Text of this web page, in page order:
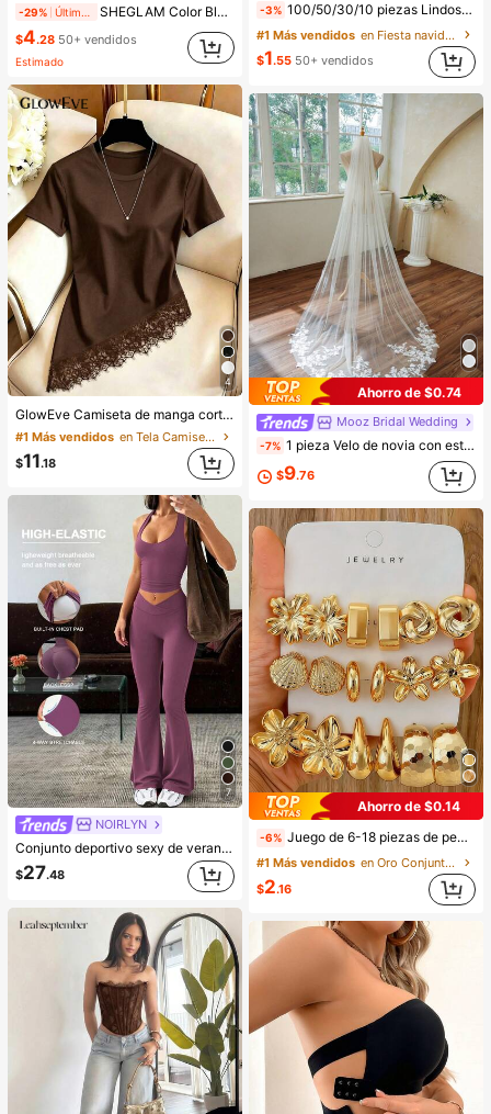
-29% SHEGLAM Color Bloom Rubor LíQuido Acabado Mate-Love Cake Colorete Marca De Belleza CosméTica Maquillaje Para Mujeres Y NiñAs
$4.28 50+ vendidos
Estimado
4
GlowEve Camiseta de manga corta de cuello redondo de unicolor casual versátil para uso diario para mujer
#1 Más vendidos
en Tela Camisetas De Mujer
$11.18
7
NOIRLYN
Conjunto deportivo sexy de verano para mujer con top de tirantes de cuello en V y pantalones de cintura alta, adecuado para deportes, yoga, fitness elegante
$27.48
-3% 100/50/30/10 piezas Lindos clips de estrella de cinco puntas estilo Y2K, clips de cabello coloridos, accesorios básicos para el cabello - Adecuados para niñas, uso diario en la escuela, fiestas, deportes, estética
#1 Más vendidos
en Fiesta navideña Accesorios para el cabello de l
$1.55 50+ vendidos
Ahorro de $0.74
Mooz Bridal Wedding
-7% 1 pieza Velo de novia con estampado floral de malla nueva, tren de capilla pequeño y largo de 4 estaciones de tul suave, velo nupcial de encaje blanco 2026 con peine para el cabello
$9.76
Ahorro de $0.14
-6% Juego de 6-18 piezas de pendientes dorados para mujer, moda para fiestas, viajes y vacaciones, regalo de compromiso, adecuado para diversas ocasiones, (hecho de material compuesto CCB de baja alergia y no desvanecimiento), regalo para ella
#1 Más vendidos
en Oro Conjuntos de Aretes para Mujeres
$2.16